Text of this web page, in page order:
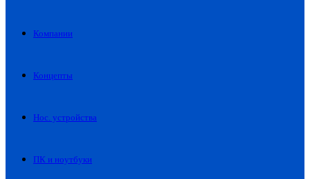
Компании
Концепты
Нос. устройства
ПК и ноутбуки